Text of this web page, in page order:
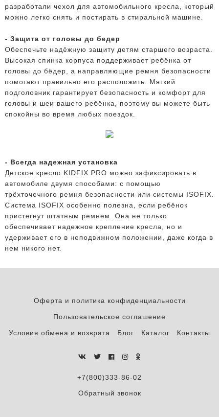
разработали чехол для автомобильного кресла, который
можно легко снять и постирать в стиральной машине.
- Защита от головы до бедер
Обеспечьте надёжную защиту детям старшего возраста.
Высокая спинка корпуса поддерживает ребёнка от
головы до бёдер, а направляющие ремня безопасности
помогают правильно его расположить. Мягкий
подголовник гарантирует безопасность и комфорт для
головы и шеи вашего ребёнка, поэтому вы можете быть
спокойны во время любых поездок.
- Всегда надежная установка
Детское кресло KIDFIX PRO можно зафиксировать в
автомобиле двумя способами: с помощью
трёхточечного ремня безопасности или системы ISOFIX.
Система ISOFIX особенно полезна, если ребёнок
пристегнут штатным ремнем. Она не только
обеспечивает надежное крепление кресла, но и
удерживает его в неподвижном положении, даже когда в
нем никого нет.
Оферта и политика конфиденциальности
Пользовательское соглашение
Условия обмена и возврата Блог Каталог Контакты
+7(800)333-86-02
Обратный звонок